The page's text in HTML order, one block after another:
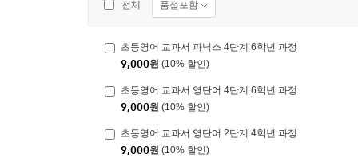
전체 품절포함
초등영어 교과서 파닉스 4단계 6학년 과정
9,000원 (10% 할인)
초등영어 교과서 영단어 4단계 6학년 과정
9,000원 (10% 할인)
초등영어 교과서 영단어 2단계 4학년 과정
9,000원 (10% 할인)